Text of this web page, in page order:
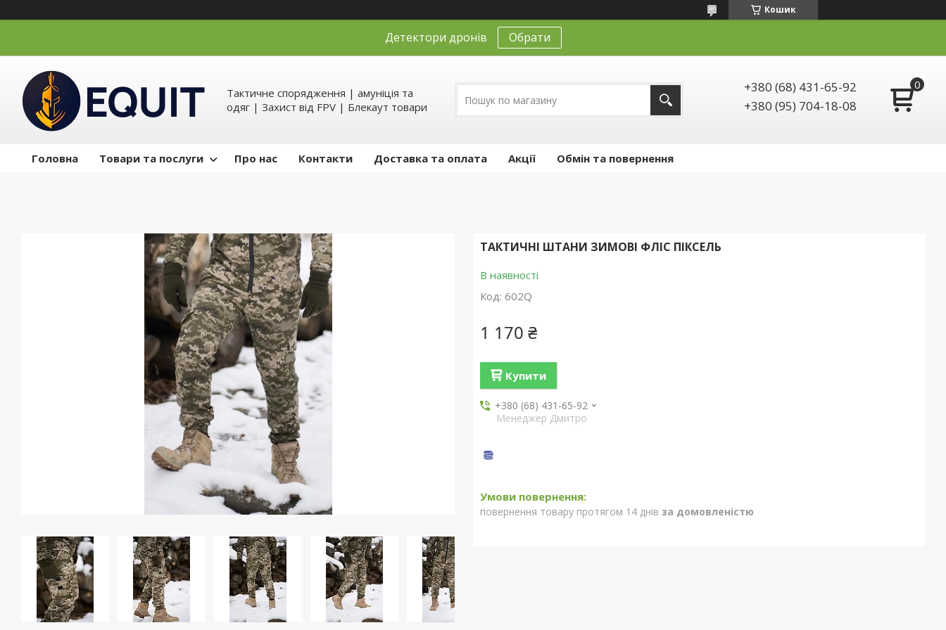
Кошик
Детектори дронів Обрати
Тактичне спорядження | амуніція та
одяг | Захист від FPV | Блекаут товари
+380 (68) 431-65-92
+380 (95) 704-18-08
Головна Товари та послуги Про нас Контакти Доставка та оплата Акції Обмін та повернення
ТАКТИЧНІ ШТАНИ ЗИМОВІ ФЛІС ПІКСЕЛЬ
В наявності
Код: 602Q
1 170 ₴
Купити
+380 (68) 431-65-92
Менеджер Дмитро
повернення товару протягом 14 днів за домовленістю